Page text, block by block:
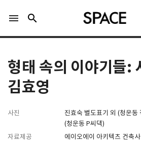
회원가입
menu search
형태 속의 이야기들:
김효영
사진
진효숙 별도표기 외 (청운동
(청운동 P씨댁)
자료제공
에이오에이 아키텍츠 건축